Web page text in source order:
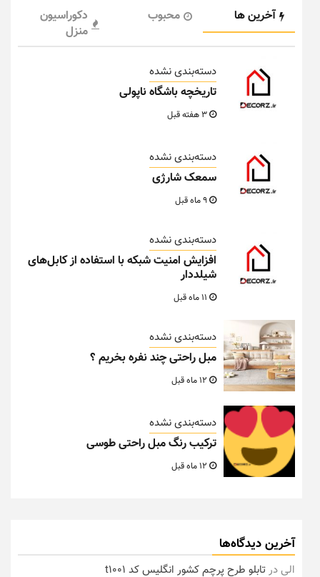
آخرین ها محبوب
دکوراسیون
منزل
دسته‌بندی نشده
تاریخچه باشگاه ناپولی
دسته‌بندی نشده
سمعک شارژی
دسته‌بندی نشده
افزایش امنیت شبکه با استفاده از کابل‌های
شیلددار
دسته‌بندی نشده
مبل راحتی چند نفره بخریم ؟
دسته‌بندی نشده
ترکیب رنگ مبل راحتی طوسی
آخرین دیدگاه‌ها
الیدرتابلو طرح پرچم کشور انگلیس کد t1001